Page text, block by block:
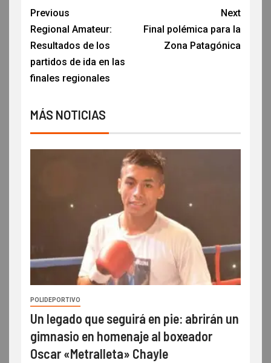
Previous
Regional Amateur:
Resultados de los
partidos de ida en las
finales regionales
Next
Final polémica para la
Zona Patagónica
MÁS NOTICIAS
POLIDEPORTIVO
Un legado que seguirá en pie: abrirán un
gimnasio en homenaje al boxeador
Oscar «Metralleta» Chayle